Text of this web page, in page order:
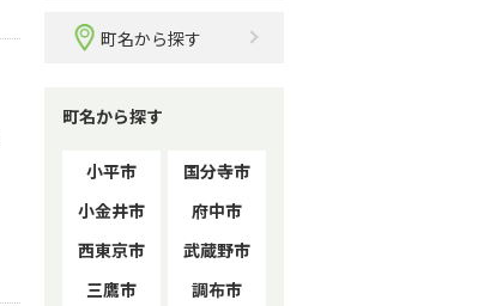
町名から探す
町名から探す
小平市
国分寺市
小金井市
府中市
西東京市
武蔵野市
三鷹市
調布市